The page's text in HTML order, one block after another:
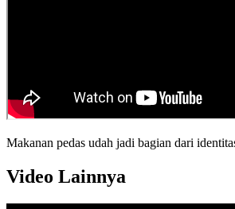
Makanan pedas udah jadi bagian dari
Video Lainnya